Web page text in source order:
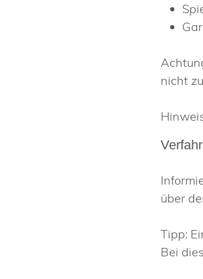
nicht
über
Tipp:
Bei